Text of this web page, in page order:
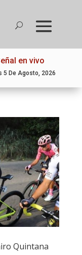
en vivo
5 De Agosto, 2026
Quintana